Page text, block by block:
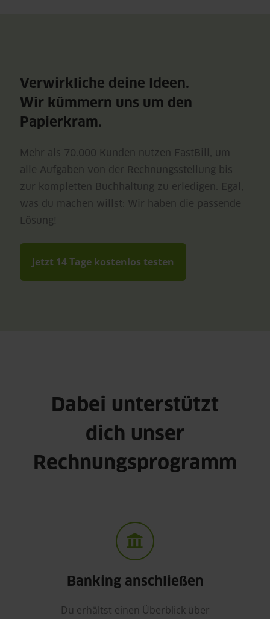
Verwirkliche deine Ideen.
Wir kümmern uns um den
Papierkram.
Mehr als 70.000 Kunden nutzen FastBill, um
alle Aufgaben von der Rechnungsstellung bis
zur kompletten Buchhaltung zu erledigen. Egal,
was du machen willst: Wir haben die passende
Lösung!
Jetzt 14 Tage kostenlos testen
Dabei unterstützt
dich unser
Rechnungsprogramm
Banking anschließen
Du erhältst einen Überblick über